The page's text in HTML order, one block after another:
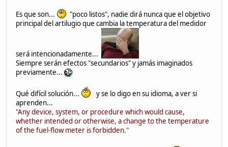
Es que son...
"poco listos", nadie dirá nunca que el objetivo
principal del artilugio que cambia la temperatura del medidor
será intencionadamente...
Siempre serán efectos "secundarios" y jamás imaginados
previamente...
Qué difícil solución...
y se lo digo en su idioma, a ver si
aprenden...
"Any device, system, or procedure which would cause,
whether intended or otherwise, a change to the temperature
of the fuel-flow meter is forbidden."